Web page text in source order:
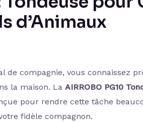
d’Animaux
de compagnie, vous connaissez
la maison. La AIRROBO PG10
pour rendre cette tâche
fidèle compagnon.